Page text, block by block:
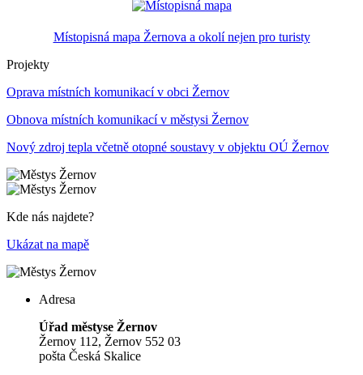
Místopisná mapa Žernova a okolí nejen pro turisty
Projekty
Oprava místních komunikací v obci Žernov
Obnova místních komunikací v městysi Žernov
Nový zdroj tepla včetně otopné soustavy v objektu OÚ Žernov
Kde nás najdete?
Ukázat na mapě
Adresa
Úřad městyse Žernov
Žernov 112, Žernov 552 03
pošta Česká Skalice